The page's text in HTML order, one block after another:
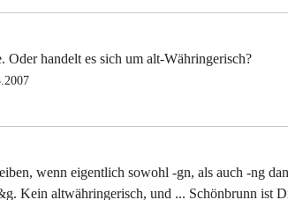
Oder handelt es sich um alt-Währingerisch?
wenn eigentlich sowohl -gn, als auch -ng
Kein altwähringerisch, und ... Schönbrunn ist